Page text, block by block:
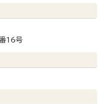
16号